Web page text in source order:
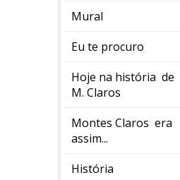
Mural
Eu te procuro
Hoje na história de
M. Claros
Montes Claros era
assim...
História